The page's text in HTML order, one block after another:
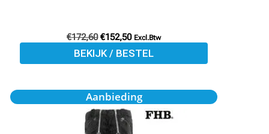
€172,60 €152,50 Excl.Btw
BEKIJK / BESTEL
Aanbieding
Oorspronkelijke
prijs
was:
€172,50.
Huidige
prijs
is:
€152,50.
Dit
product
heeft